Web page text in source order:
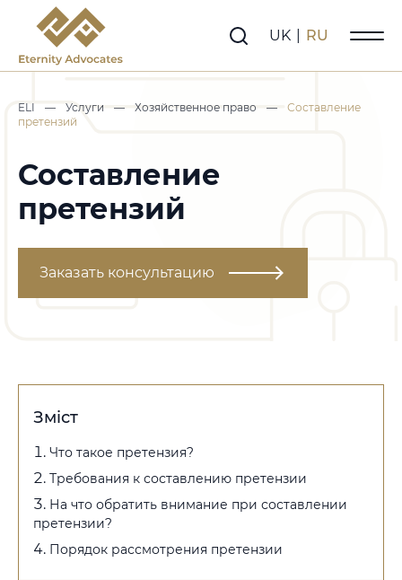
UK RU
ELI — Услуги — Хозяйственное право —
Составление
претензий
Составление
претензий
Заказать консультацию
Зміст
Что такое претензия?
Требования к составлению претензии
На что обратить внимание при составлении
претензии?
Порядок рассмотрения претензии